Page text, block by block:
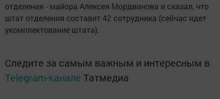
отделения - майора Алексея Мордвинова и сказал, что
штат отделения составит 42 сотрудника (сейчас идет
укомплектование штата).
Следите за самым важным и интересным в
Telegram-канале Татмедиа